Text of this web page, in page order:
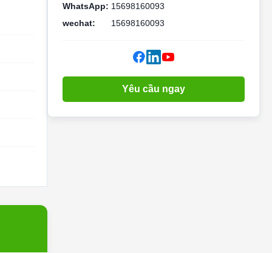
WhatsApp: 15698160093
wechat:
15698160093
Yêu cầu ngay